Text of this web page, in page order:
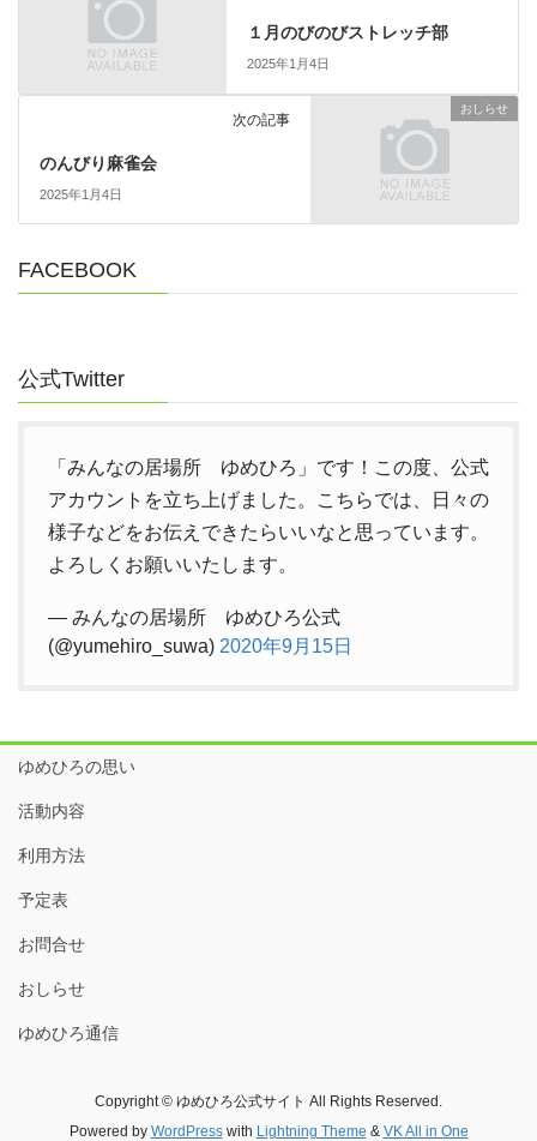
１月のびのびストレッチ部
2025年1月4日
おしらせ
次の記事
のんびり麻雀会
2025年1月4日
FACEBOOK
公式Twitter
「みんなの居場所 ゆめひろ」です！この度、公式
アカウントを立ち上げました。こちらでは、日々の
様子などをお伝えできたらいいなと思っています。
よろしくお願いいたします。
— みんなの居場所 ゆめひろ公式
(@yumehiro_suwa) 2020年9月15日
ゆめひろの思い
活動内容
利用方法
予定表
お問合せ
おしらせ
ゆめひろ通信
Copyright © ゆめひろ公式サイト All Rights Reserved.
Powered by WordPresswith Lightning Theme & VK All in One